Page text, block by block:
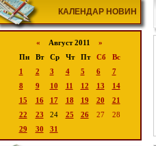
КАЛЕНДАР НОВИН
« Август 2011 »
Пн
Вт Ср Чт Пт Сб
Вс
1
2 3 4 5 6
7
8
9 10 11 12 13
14
15
16 17 18 19 20
21
22
23 24 25 26 27
28
29
30 31